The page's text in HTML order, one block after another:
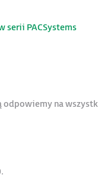
serii PACSystems
odpowiemy na